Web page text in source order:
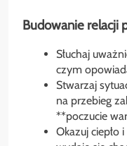
Budowanie relacji
Słuchaj
czym
Stwarzaj
na przebieg
**poczucie
Okazuj ciepło